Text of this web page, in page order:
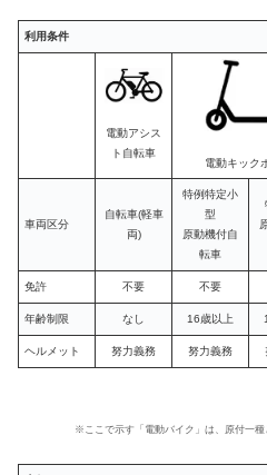
利用条件
電動アシス
ト自転車
電動キック
車両区分
自転車(軽車
両)
特例特定小
型
原動機付自
転車
免許 不要 不要
年齢制限 なし 16歳以上
ヘルメット 努力義務 努力義務
※ここで示す「電動バイク」は、原付一種